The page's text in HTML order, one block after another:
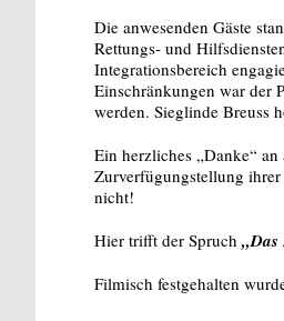
Die anwesenden Gäste
Rettungs- und
Integrationsbereich
Einschränkungen war der
werden. Sieglinde Breuss
Ein herzliches „Danke“
Zurverfügungstellung
nicht!
Hier trifft der Spruch „Das
Filmisch festgehalten